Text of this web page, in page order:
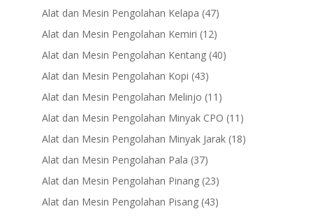
products
Alat dan Mesin Pengolahan Kelapa 4747
products
Alat dan Mesin Pengolahan Kemiri 1212
products
Alat dan Mesin Pengolahan Kentang 4040
Alat dan Mesin Pengolahan Kopi 4343
products
Alat dan Mesin Pengolahan Melinjo 11 11
products
Alat dan Mesin Pengolahan Minyak CPO 11 11
products
Alat dan Mesin Pengolahan Minyak Jarak 1818
Alat dan Mesin Pengolahan Pala 3737
products
Alat dan Mesin Pengolahan Pinang 2323
products
Alat dan Mesin Pengolahan Pisang 4343